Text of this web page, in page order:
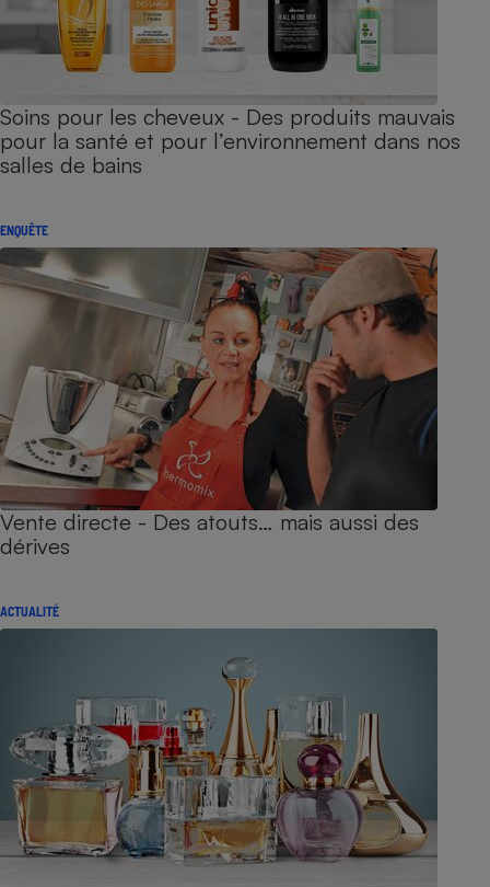
Soins pour les cheveux - Des produits mauvais
pour la santé et pour l’environnement dans nos
salles de bains
ENQUÊTE
Vente directe - Des atouts… mais aussi des
dérives
ACTUALITÉ